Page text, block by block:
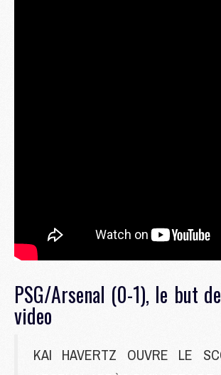
PSG/Arsenal (0-1), le but
video
KAI HAVERTZ OUVRE LE